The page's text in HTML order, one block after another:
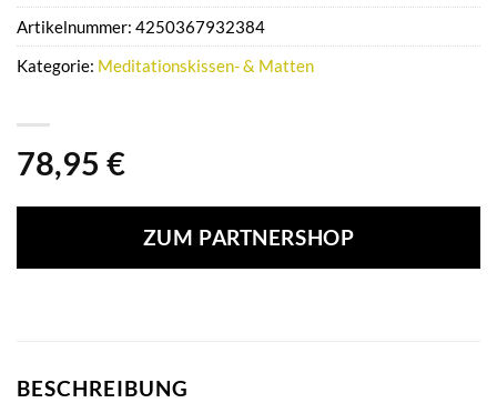
78,95 €
ZUM PARTNERSHOP
Artikelnummer: 4250367932384
Kategorie: Meditationskissen- & Matten
BESCHREIBUNG